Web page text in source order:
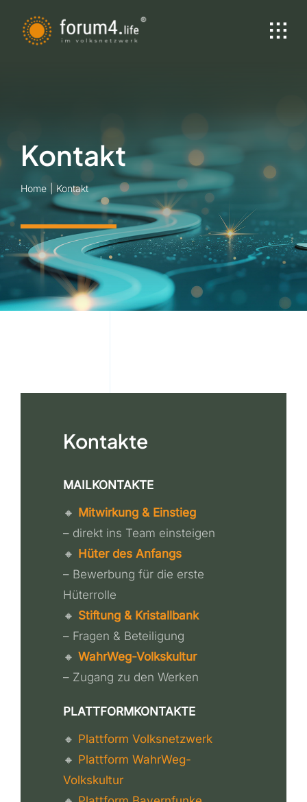
Inhalt
Kontakt
Home Kontakt
Kontakte
MAILKONTAKTE
🔸 Mitwirkung & Einstieg
– direkt ins Team einsteigen
🔸 Hüter des Anfangs
– Bewerbung für die erste
Hüterrolle
🔸 Stiftung & Kristallbank
– Fragen & Beteiligung
🔸 WahrWeg-Volkskultur
– Zugang zu den Werken
PLATTFORMKONTAKTE
🔸 Plattform Volksnetzwerk
🔸 Plattform WahrWeg-
Volkskultur